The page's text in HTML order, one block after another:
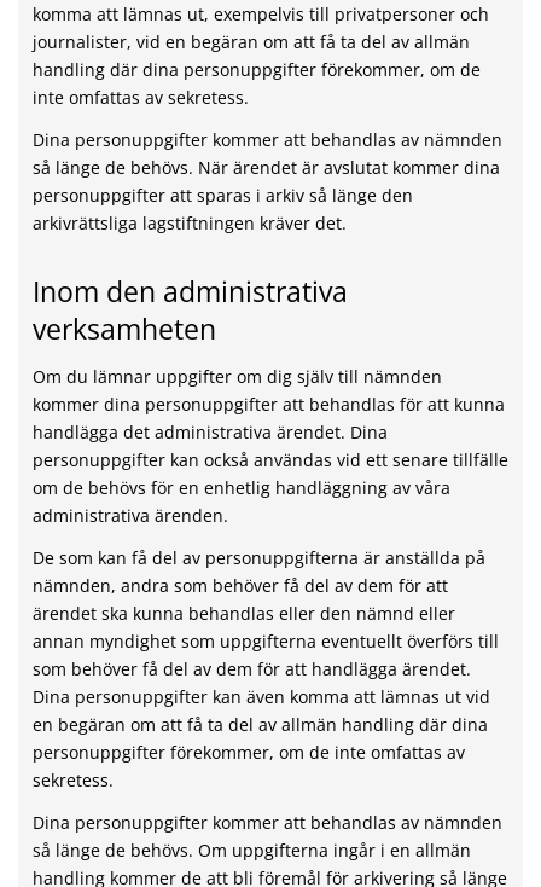
komma att lämnas ut, exempelvis till privatpersoner och
journalister, vid en begäran om att få ta del av allmän
handling där dina personuppgifter förekommer, om de
inte omfattas av sekretess.
Dina personuppgifter kommer att behandlas av nämnden
så länge de behövs. När ärendet är avslutat kommer dina
personuppgifter att sparas i arkiv så länge den
arkivrättsliga lagstiftningen kräver det.
Inom den administrativa
verksamheten
Om du lämnar uppgifter om dig själv till nämnden
kommer dina personuppgifter att behandlas för att kunna
handlägga det administrativa ärendet. Dina
personuppgifter kan också användas vid ett senare tillfälle
om de behövs för en enhetlig handläggning av våra
administrativa ärenden.
De som kan få del av personuppgifterna är anställda på
nämnden, andra som behöver få del av dem för att
ärendet ska kunna behandlas eller den nämnd eller
annan myndighet som uppgifterna eventuellt överförs till
som behöver få del av dem för att handlägga ärendet.
Dina personuppgifter kan även komma att lämnas ut vid
en begäran om att få ta del av allmän handling där dina
personuppgifter förekommer, om de inte omfattas av
sekretess.
Dina personuppgifter kommer att behandlas av nämnden
så länge de behövs. Om uppgifterna ingår i en allmän
handling kommer de att bli föremål för arkivering så länge